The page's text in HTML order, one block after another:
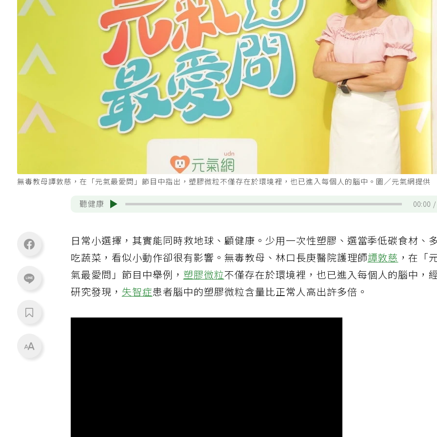
無毒教母譚敦慈，在「元氣最愛問」節目中指出，塑膠微粒不僅存在於環境裡，也已進入每個人的腦中。圖／元氣網提供
聽健康 00:00
日常小選擇，其實能同時救地球、顧健康。少用一次性塑膠、選當季低碳食材、
吃蔬菜，看似小動作卻很有影響。無毒教母、林口長庚醫院護理師譚敦慈 ，在「
氣最愛問」節目中舉例，塑膠微粒不僅存在於環境裡，也已進入每個人的腦中，
研究發現，失智症患者腦中的塑膠微粒含量比正常人高出許多倍。